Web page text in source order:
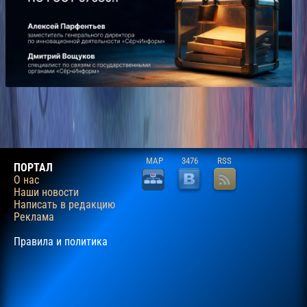
ПОРТАЛ
О нас
Наши новости
Написать в редакцию
Реклама
Правила и политика
MAP 3476 RSS